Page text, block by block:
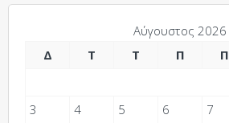
Αύγουστος 2026
Δ
Τ Τ Π Π
3
4 5 6 7